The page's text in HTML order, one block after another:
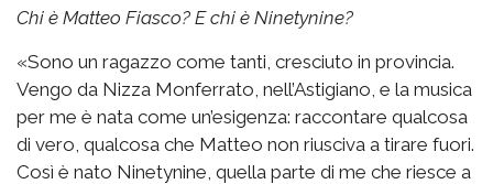
Chi è Matteo Fiasco? E chi è Ninetynine?
«Sono un ragazzo come tanti, cresciuto in provincia.
Vengo da Nizza Monferrato, nell’Astigiano, e la musica
per me è nata come un’esigenza: raccontare qualcosa
di vero, qualcosa che Matteo non riusciva a tirare fuori.
Così è nato Ninetynine, quella parte di me che riesce a